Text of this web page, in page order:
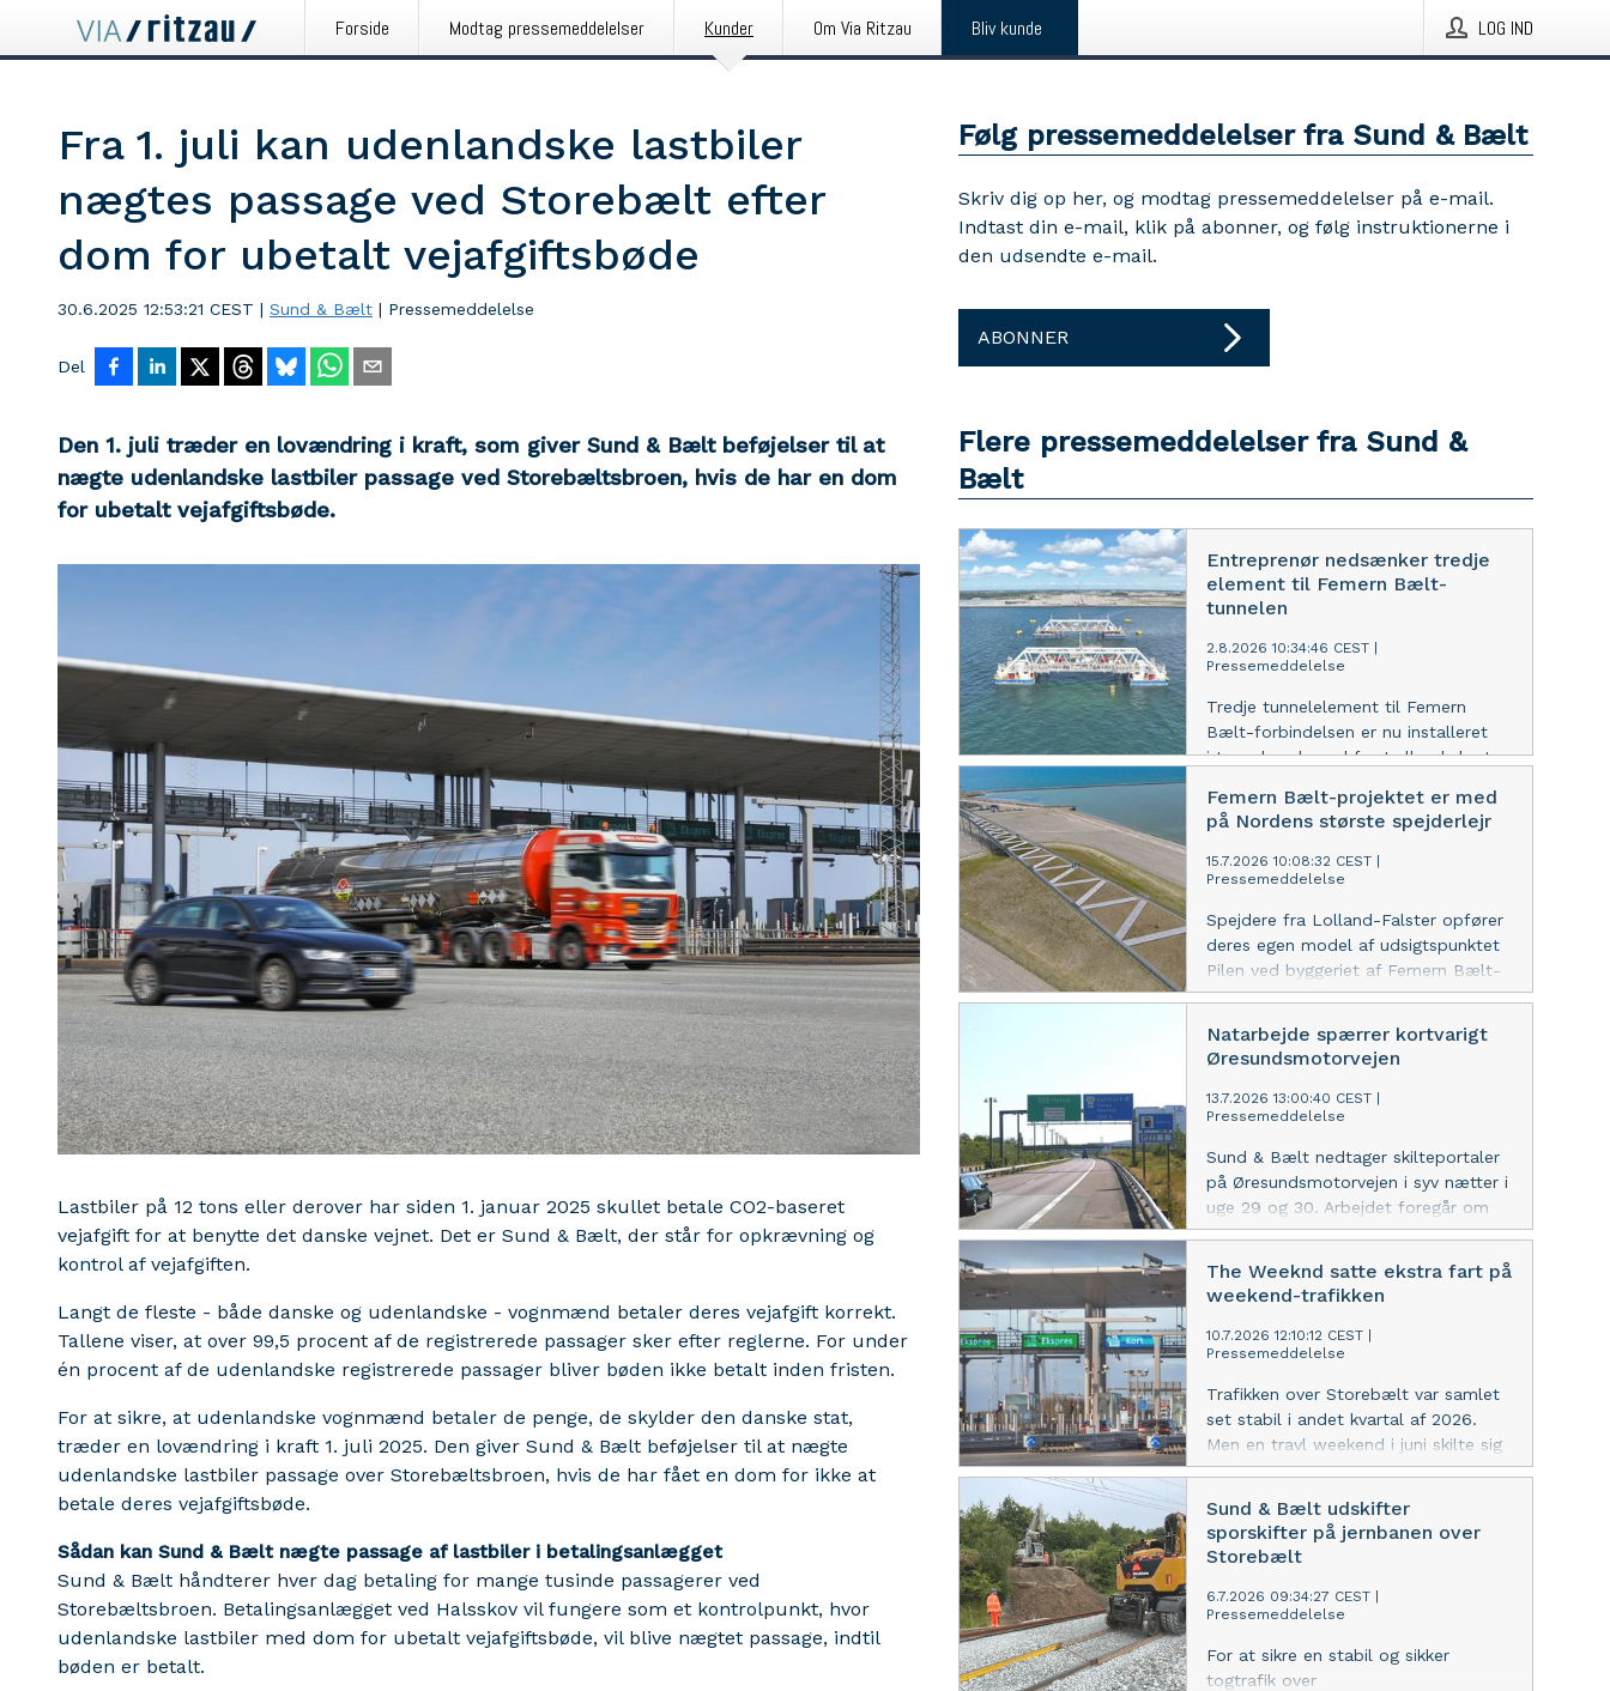
Forside Modtag pressemeddelelser Kunder Om Via Ritzau Bliv kunde LOG IND
Fra 1. juli kan udenlandske lastbiler
nægtes passage ved Storebælt efter
dom for ubetalt vejafgiftsbøde
30.6.2025 12:53:21 CEST | Sund & Bælt | Pressemeddelelse
Del
Den 1. juli træder en lovændring i kraft, som giver Sund & Bælt beføjelser til at
nægte udenlandske lastbiler passage ved Storebæltsbroen, hvis de har en dom
for ubetalt vejafgiftsbøde.
Lastbiler på 12 tons eller derover har siden 1. januar 2025 skullet betale CO2-baseret
vejafgift for at benytte det danske vejnet. Det er Sund & Bælt, der står for opkrævning og
kontrol af vejafgiften.
Langt de fleste - både danske og udenlandske - vognmænd betaler deres vejafgift korrekt.
Tallene viser, at over 99,5 procent af de registrerede passager sker efter reglerne. For under
én procent af de udenlandske registrerede passager bliver bøden ikke betalt inden fristen.
For at sikre, at udenlandske vognmænd betaler de penge, de skylder den danske stat,
træder en lovændring i kraft 1. juli 2025. Den giver Sund & Bælt beføjelser til at nægte
udenlandske lastbiler passage over Storebæltsbroen, hvis de har fået en dom for ikke at
betale deres vejafgiftsbøde.
Sådan kan Sund & Bælt nægte passage af lastbiler i betalingsanlægget
Sund & Bælt håndterer hver dag betaling for mange tusinde passagerer ved
Storebæltsbroen. Betalingsanlægget ved Halsskov vil fungere som et kontrolpunkt, hvor
udenlandske lastbiler med dom for ubetalt vejafgiftsbøde, vil blive nægtet passage, indtil
bøden er betalt.
Følg pressemeddelelser fra Sund & Bælt
Skriv dig op her, og modtag pressemeddelelser på e-mail.
Indtast din e-mail, klik på abonner, og følg instruktionerne i
den udsendte e-mail.
ABONNER
Flere pressemeddelelser fra Sund &
Bælt
Entreprenør nedsænker tredje
element til Femern Bælt-
tunnelen
2.8.2026 10:34:46 CEST
Pressemeddelelse
Tredje tunnelelement til Femern
Bælt-forbindelsen er nu installeret
i tunnelrenden ud for Lollands kyst.
Femern Bælt-projektet er med
på Nordens største spejderlejr
15.7.2026 10:08:32 CEST
Pressemeddelelse
Spejdere fra Lolland-Falster opfører
deres egen model af udsigtspunktet
Pilen ved byggeriet af Femern Bælt-
tunnelen, når Spejdernes Lejr samler
Norden i Hedeland fra 18. til 26. juli.
Natarbejde spærrer kortvarigt
Øresundsmotorvejen
13.7.2026 13:00:40 CEST
Pressemeddelelse
Sund & Bælt nedtager skilteportaler
på Øresundsmotorvejen i syv nætter i
uge 29 og 30. Arbejdet foregår om
natten for at begrænse generne, men
spærringer og risiko for kø, mens
skiltene tages ned.
The Weeknd satte ekstra fart på
weekend-trafikken
10.7.2026 12:10:12 CEST
Pressemeddelelse
Trafikken over Storebælt var samlet
set stabil i andet kvartal af 2026.
Men en travl weekend i juni skilte sig
ud, da både The Weeknd i Parken og
flere biler over broen.
Sund & Bælt udskifter
sporskifter på jernbanen over
Storebælt
6.7.2026 09:34:27 CEST
Pressemeddelelse
For at sikre en stabil og sikker
togtrafik over